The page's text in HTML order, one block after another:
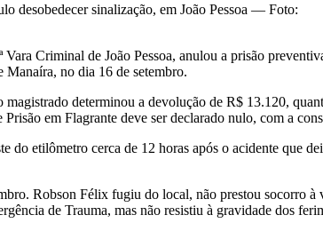
desobedecer sinalização, em João Pessoa — Foto:
Criminal de João Pessoa, anulou a prisão
no dia 16 de setembro.
determinou a devolução de R$ 13.120,
em Flagrante deve ser declarado nulo, com a
do etilômetro cerca de 12 horas após o acidente que
Robson Félix fugiu do local, não prestou socorro
de Trauma, mas não resistiu à gravidade dos